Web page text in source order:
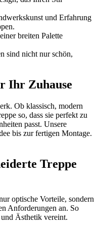
und Erfahrung
breiten Palette
sind nicht nur schön,
Ihr Zuhause
Ob klassisch, modern
so, dass sie perfekt zu
passt. Unsere
bis zur fertigen Montage.
Treppe
optische Vorteile, sondern
Anforderungen an. So
Ästhetik vereint.